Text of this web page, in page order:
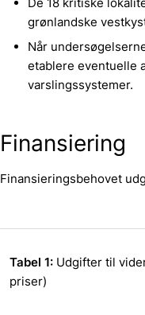
grønlandske
Når
etablere eventuelle
varslingssystemer.
Finansiering
Finansieringsbehovet
Tabel 1: Udgifter til
priser)